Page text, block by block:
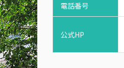
電話番号
公式HP